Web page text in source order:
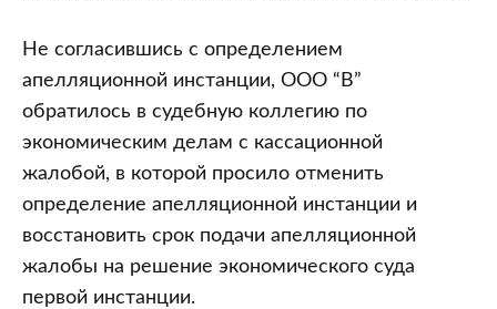
Не согласившись с определением
апелляционной инстанции, ООО “В”
обратилось в судебную коллегию по
экономическим делам с кассационной
жалобой, в которой просило отменить
определение апелляционной инстанции и
восстановить срок подачи апелляционной
жалобы на решение экономического суда
первой инстанции.